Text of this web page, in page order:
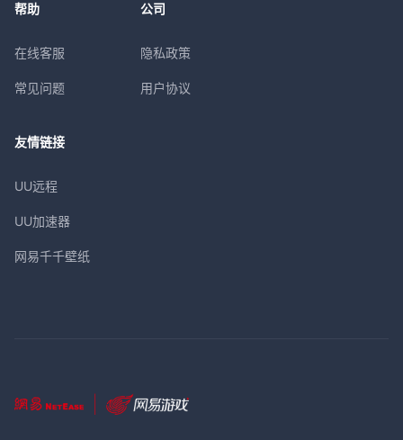
帮助
在线客服
常见问题
公司
隐私政策
用户协议
友情链接
UU远程
UU加速器
网易千千壁纸